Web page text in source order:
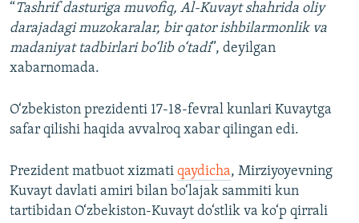
“Tashrif dasturiga muvofiq, Al-Kuvayt shahrida oliy
darajadagi muzokaralar, bir qator ishbilarmonlik va
madaniyat tadbirlari bo‘lib o‘tadi”, deyilgan
xabarnomada.
O‘zbekiston prezidenti 17-18-fevral kunlari Kuvaytga
safar qilishi haqida avvalroq xabar qilingan edi.
Prezident matbuot xizmati qaydicha, Mirziyoyevning
Kuvayt davlati amiri bilan bo‘lajak sammiti kun
tartibidan O‘zbekiston-Kuvayt do‘stlik va ko‘p qirrali